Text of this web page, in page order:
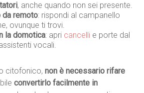
, anche quando non sei presente.
da remoto: rispondi al campanello
ovunque ti trovi.
la domotica: apri cancelli e porte dal
vocali.
citofonico,non è necessario rifare
convertirlo facilmente in